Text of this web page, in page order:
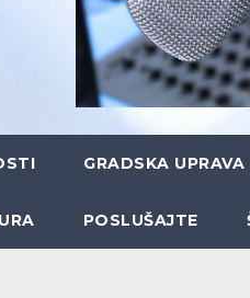
GRADSKA UPRAVA
POSLUŠAJTE